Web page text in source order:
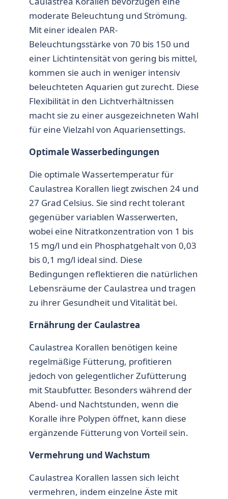
moderate Beleuchtung und Strömung.
Mit einer idealen PAR-
Beleuchtungsstärke von 70 bis 150 und
einer Lichtintensität von gering bis mittel,
kommen sie auch in weniger intensiv
beleuchteten Aquarien gut zurecht. Diese
Flexibilität in den Lichtverhältnissen
macht sie zu einer ausgezeichneten Wahl
für eine Vielzahl von Aquariensettings.
Optimale Wasserbedingungen
Die optimale Wassertemperatur für
Caulastrea Korallen liegt zwischen 24 und
27 Grad Celsius. Sie sind recht tolerant
gegenüber variablen Wasserwerten,
wobei eine Nitratkonzentration von 1 bis
15 mg/l und ein Phosphatgehalt von 0,03
bis 0,1 mg/l ideal sind. Diese
Bedingungen reflektieren die natürlichen
Lebensräume der Caulastrea und tragen
zu ihrer Gesundheit und Vitalität bei.
Ernährung der Caulastrea
Caulastrea Korallen benötigen keine
regelmäßige Fütterung, profitieren
jedoch von gelegentlicher Zufütterung
mit Staubfutter. Besonders während der
Abend- und Nachtstunden, wenn die
Koralle ihre Polypen öffnet, kann diese
ergänzende Fütterung von Vorteil sein.
Vermehrung und Wachstum
Caulastrea Korallen lassen sich leicht
vermehren, indem einzelne Äste mit